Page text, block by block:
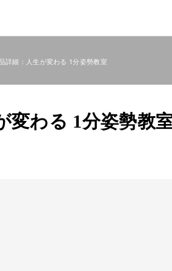
詳細：人生が変わる 1分姿勢教室
変わる 1分姿勢教